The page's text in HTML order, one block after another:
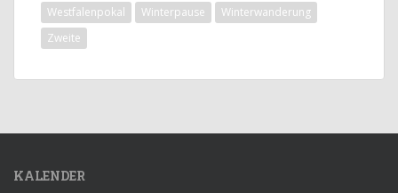
Westfalenpokal
Winterpause
Winterwanderung
Zweite
KALENDER